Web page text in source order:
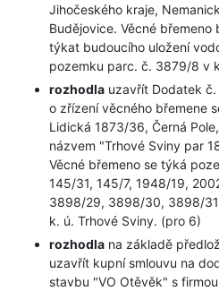
Jihočeského kraje,
Budějovice. Věcné
týkat budoucího uložení
pozemku parc. č. 3879/8 v
rozhodla uzavřít Dodatek
o zřízení věcného břemene
Lidická 1873/36, Černá
názvem "Trhové Sviny par
Věcné břemeno se týká
145/31, 145/7, 1948/19,
3898/29, 3898/30, 3898/
k. ú. Trhové Sviny. (pro 6)
rozhodla na základě
uzavřít kupní smlouvu na
stavbu "VO Otěvěk" s